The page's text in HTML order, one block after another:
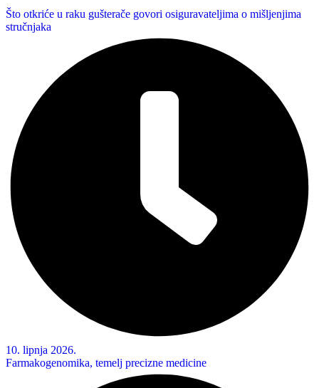
Što otkriće u raku gušterače govori osiguravateljima o mišljenjima
stručnjaka
10. lipnja 2026.
Farmakogenomika, temelj precizne medicine